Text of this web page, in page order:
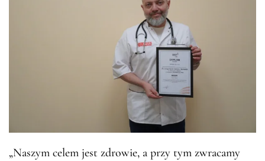
„Naszym celem jest zdrowie, a przy tym zwracamy